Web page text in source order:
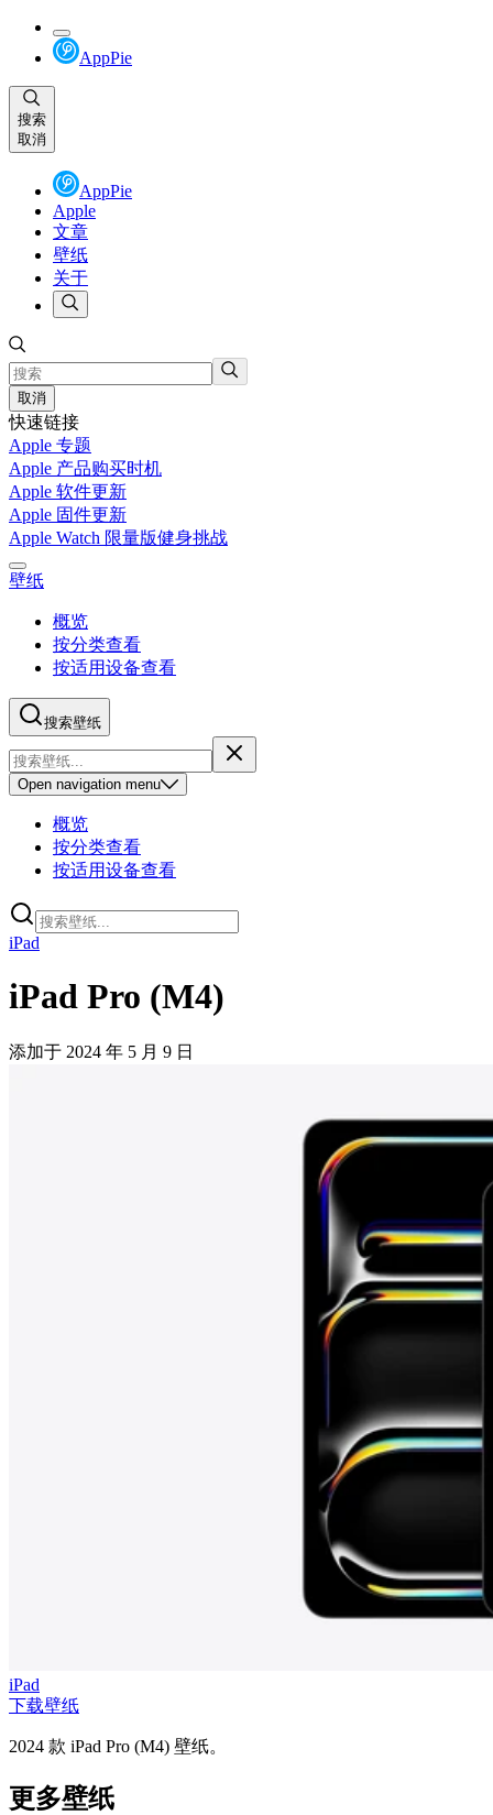
AppPie
搜索
取消
AppPie
Apple
文章
壁纸
关于
取消
快速链接
Apple 专题
Apple 产品购买时机
Apple 软件更新
Apple 固件更新
Apple Watch 限量版健身挑战
壁纸
概览
按分类查看
按适用设备查看
搜索壁纸
Open navigation menu
概览
按分类查看
按适用设备查看
iPad
iPad Pro (M4)
添加于 2024 年 5 月 9 日
iPad
下载壁纸
2024 款 iPad Pro (M4) 壁纸。
更多壁纸